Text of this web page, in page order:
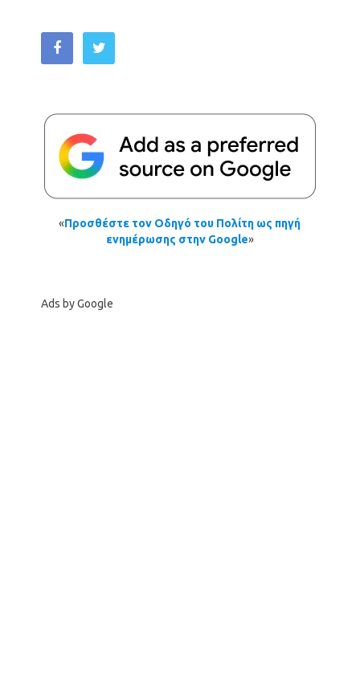
«Προσθέστε τον Οδηγό του Πολίτη ως πηγή
ενημέρωσης στην Google»
Ads by Google